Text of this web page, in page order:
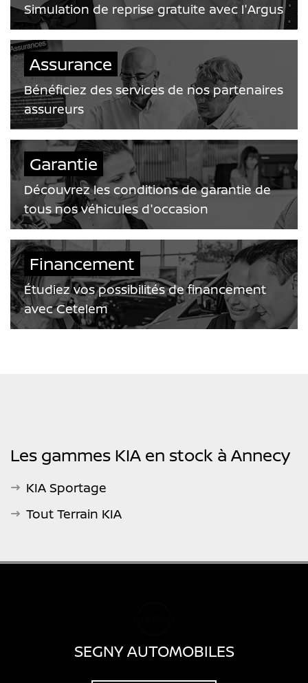
Simulation de reprise gratuite avec l'Argus
Assurance
Bénéficiez des services de nos partenaires
assureurs
Garantie
Découvrez les conditions de garantie de
tous nos véhicules d'occasion
Financement
Étudiez vos possibilités de financement
avec Cetelem
Les gammes KIA en stock à Annecy
KIA Sportage
Tout Terrain KIA
SEGNY AUTOMOBILES